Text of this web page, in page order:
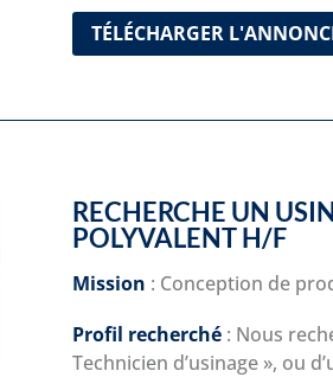
TÉLÉCHARGER
RECHERCHE UN
POLYVALENT H/F
Mission : Conception de
Profil recherché: Nous
Technicien d’usinage », ou